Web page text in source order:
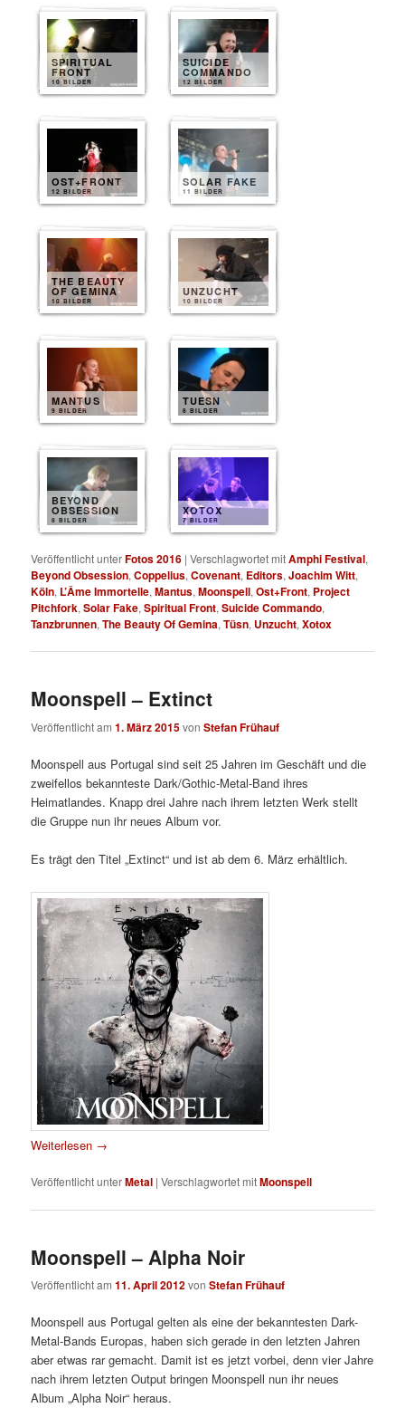
SPIRITUAL
FRONT
10 BILDER
SUICIDE
COMMANDO
12 BILDER
OST+FRONT
12 BILDER
SOLAR FAKE
11 BILDER
THE BEAUTY
OF GEMINA
10 BILDER
UNZUCHT
10 BILDER
MANTUS
9 BILDER
TUESN
8 BILDER
BEYOND
OBSESSION
8 BILDER
XOTOX
7 BILDER
Veröffentlicht unterFotos 2016 |Verschlagwortet mitAmphi Festival,
Beyond Obsession,Coppelius,Covenant, Editors,Joachim Witt,
Köln, L’Âme Immortelle,Mantus,Moonspell,Ost+Front, Project
Pitchfork,Solar Fake,Spiritual Front,Suicide Commando,
Tanzbrunnen,The Beauty Of Gemina,Tüsn, Unzucht,Xotox
Moonspell – Extinct
Veröffentlicht am1. März 2015vonStefan Frühauf
Moonspell aus Portugal sind seit 25 Jahren im Geschäft und die
zweifellos bekannteste Dark/Gothic-Metal-Band ihres
Heimatlandes. Knapp drei Jahre nach ihrem letzten Werk stellt
die Gruppe nun ihr neues Album vor.
Es trägt den Titel „Extinct“ und ist ab dem 6. März erhältlich.
Weiterlesen →
Veröffentlicht unterMetal |Verschlagwortet mitMoonspell
Moonspell – Alpha Noir
Veröffentlicht am11. April 2012vonStefan Frühauf
Moonspell aus Portugal gelten als eine der bekanntesten Dark-
Metal-Bands Europas, haben sich gerade in den letzten Jahren
aber etwas rar gemacht. Damit ist es jetzt vorbei, denn vier Jahre
nach ihrem letzten Output bringen Moonspell nun ihr neues
Album „Alpha Noir“ heraus.